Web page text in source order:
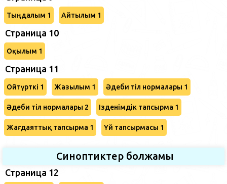
Тыңдалым 1 Айтылым 1
Страница 10
Оқылым 1
Страница 11
Ойтүрткі 1 Жазылым 1 Әдеби тіл нормалары 1
Әдеби тіл нормалары 2 Ізденімдік тапсырма 1
Жағдаяттық тапсырма 1 Үй тапсырмасы 1
Синоптиктер болжамы
Страница 12